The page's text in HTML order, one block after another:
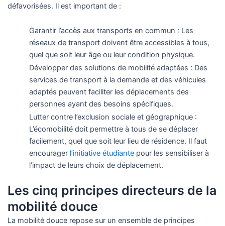
défavorisées. Il est important de :
Garantir l’accès aux transports en commun : Les
réseaux de transport doivent être accessibles à tous,
quel que soit leur âge ou leur condition physique.
Développer des solutions de mobilité adaptées : Des
services de transport à la demande et des véhicules
adaptés peuvent faciliter les déplacements des
personnes ayant des besoins spécifiques.
Lutter contre l’exclusion sociale et géographique :
L’écomobilité doit permettre à tous de se déplacer
facilement, quel que soit leur lieu de résidence. Il faut
encourager l’initiative étudiante pour les sensibiliser à
l’impact de leurs choix de déplacement.
Les cinq principes directeurs de la
mobilité douce
La mobilité douce repose sur un ensemble de principes